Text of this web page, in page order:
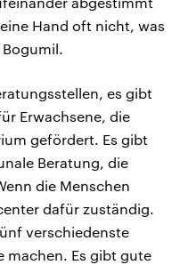
Hand oft nicht, was
es gibt
Erwachsene, die
gefördert. Es gibt
Beratung, die
die Menschen
dafür zuständig.
verschiedenste
machen. Es gibt gute